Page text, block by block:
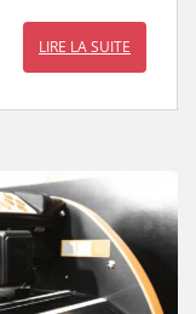
LIRE LA SUITE